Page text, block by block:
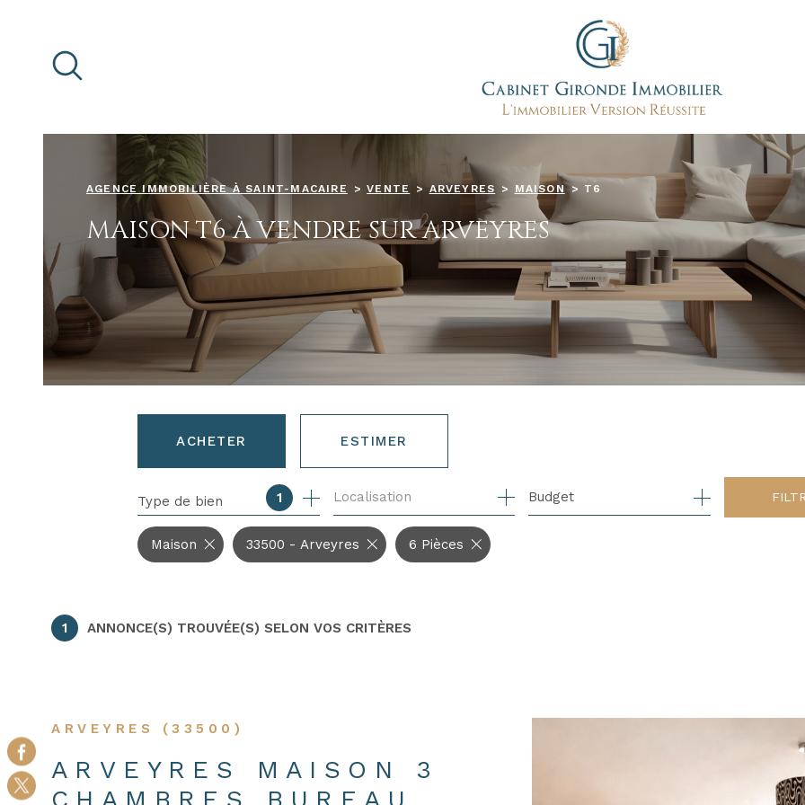
recherche
principal
contenu
AGENCE IMMOBILIÈRE À SAINT-MACAIRE VENTE ARVEYRES MAISON T6
MAISON T6 À VENDRE SUR ARVEYRES
ACHETER
DE L'ANCIEN
DE L'IMMO PRO
ESTIMER
Type de bien 1 Localisation Budget
Maison 33500 - Arveyres 6 Pièces
1 ANNONCE(S) TROUVÉE(S) SELON VOS CRITÈRES
ARVEYRES (33500)
ARVEYRES MAISON 3
CHAMBRES BUREAU